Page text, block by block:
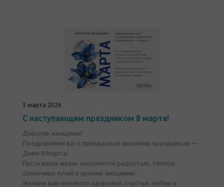
5 марта 2026
С наступающим праздником 8 марта!
Дорогие женщины!
Поздравляем вас с прекрасным весенним праздником —
Днем 8 Марта!
Пусть ваша жизнь наполнится радостью, теплом
солнечных лучей и яркими эмоциями.
Желаем вам крепкого здоровья, счастья, любви и